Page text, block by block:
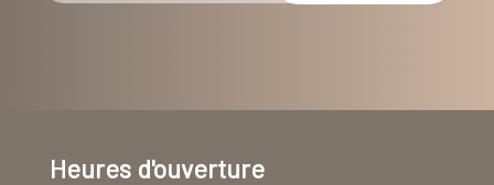
Heures d'ouverture